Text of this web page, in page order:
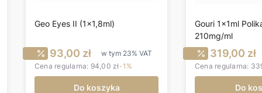
Geo Eyes II (1x1,8ml)
Cena promocyjna brutto
93,00 zł w tym 23% VAT
Cena regularna: 94,00 zł-1%
Do koszyka
Gouri 1x1ml
210mg/ml
Cena
319,00 zł
Cena regularna:
Do